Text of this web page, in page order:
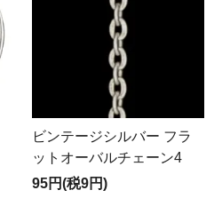
ビンテージシルバー フラ
ットオーバルチェーン4
95円(税9円)